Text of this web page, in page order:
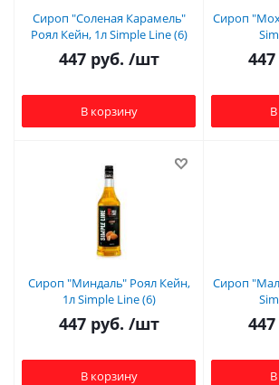
Сироп "Соленая Карамель"
Роял Кейн, 1л Simple Line (6)
447руб. /шт
В корзину
Сироп
447
Сироп "Миндаль" Роял Кейн,
1л Simple Line (6)
447руб. /шт
В корзину
Сироп
447